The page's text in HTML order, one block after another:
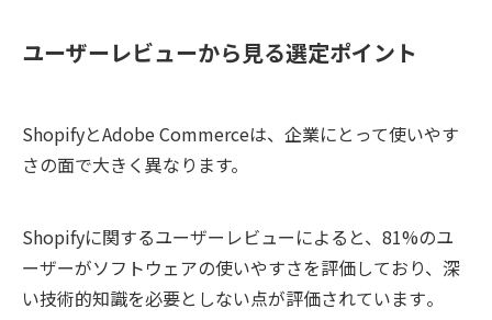
ユーザーレビューから見る選定ポイント
ShopifyとAdobe Commerceは、企業にとって使いやす
さの面で大きく異なります。
Shopifyに関するユーザーレビューによると、81%のユ
ーザーがソフトウェアの使いやすさを評価しており、深
い技術的知識を必要としない点が評価されています​​。